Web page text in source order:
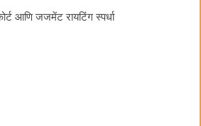
आणि जजमेंट रायटिंग स्पर्धा